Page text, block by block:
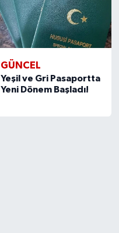
GÜNCEL
Yeşil ve Gri Pasaportta
Yeni Dönem Başladı!